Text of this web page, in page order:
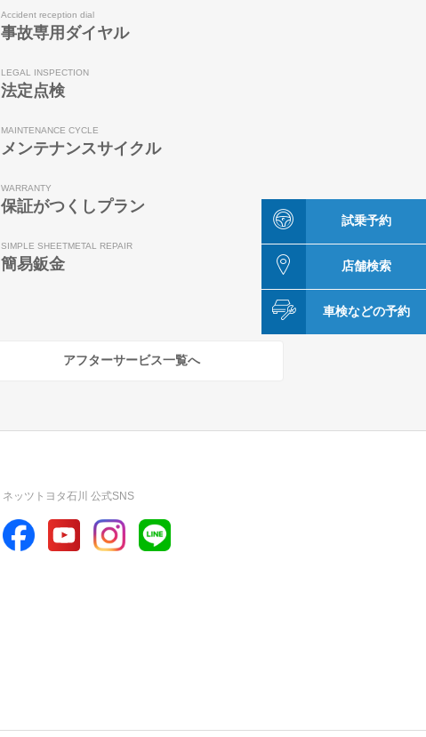
試乗予約
店舗検索
車検などの予約
Accident reception dial
事故専用ダイヤル
LEGAL INSPECTION
法定点検
MAINTENANCE CYCLE
メンテナンスサイクル
WARRANTY
保証がつくしプラン
SIMPLE SHEETMETAL REPAIR
簡易鈑金
アフターサービス一覧へ
ネッツトヨタ石川 公式SNS